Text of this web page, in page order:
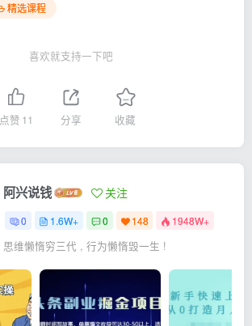
精选课程
喜欢就支持一下吧
点赞 11 分享 收藏
阿兴说钱 关注
0 1.6W+ 0 148 1948W+
思维懒惰穷三代 , 行为懒惰毁一生 !